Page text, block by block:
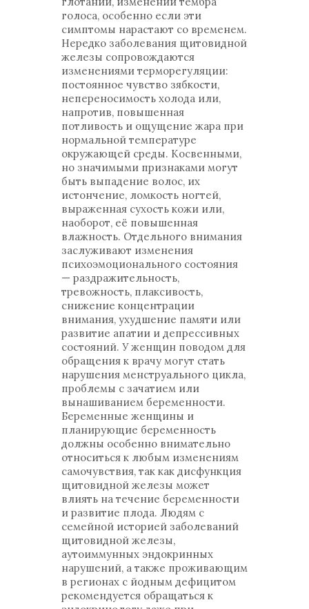
голоса, особенно если эти
симптомы нарастают со временем.
Нередко заболевания щитовидной
железы сопровождаются
изменениями терморегуляции:
постоянное чувство зябкости,
непереносимость холода или,
напротив, повышенная
потливость и ощущение жара при
нормальной температуре
окружающей среды. Косвенными,
но значимыми признаками могут
быть выпадение волос, их
истончение, ломкость ногтей,
выраженная сухость кожи или,
наоборот, её повышенная
влажность. Отдельного внимания
заслуживают изменения
психоэмоционального состояния
— раздражительность,
тревожность, плаксивость,
снижение концентрации
внимания, ухудшение памяти или
развитие апатии и депрессивных
состояний. У женщин поводом для
обращения к врачу могут стать
нарушения менструального цикла,
проблемы с зачатием или
вынашиванием беременности.
Беременные женщины и
планирующие беременность
должны особенно внимательно
относиться к любым изменениям
самочувствия, так как дисфункция
щитовидной железы может
влиять на течение беременности
и развитие плода. Людям с
семейной историей заболеваний
щитовидной железы,
аутоиммунных эндокринных
нарушений, а также проживающим
в регионах с йодным дефицитом
рекомендуется обращаться к